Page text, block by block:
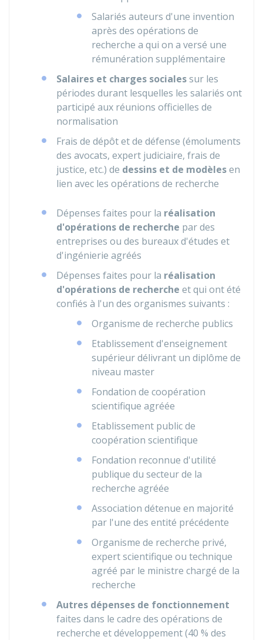
Salariés auteurs d'une invention
après des opérations de
recherche a qui on a versé une
rémunération supplémentaire
Salaires et charges socialessur les
périodes durant lesquelles les salariés ont
participé aux réunions officielles de
normalisation
Frais de dépôt et de défense (émoluments
des avocats, expert judiciaire, frais de
justice, etc.) de dessins et de modèlesen
lien avec les opérations de recherche
Dépenses faites pour la réalisation
d'opérations de recherche par des
entreprises ou des bureaux d'études et
d'ingénierie agréés
Dépenses faites pour la réalisation
d'opérations de recherche et qui ont été
confiés à l'un des organismes suivants :
Organisme de recherche publics
Etablissement d'enseignement
supérieur délivrant un diplôme de
niveau master
Fondation de coopération
scientifique agréée
Etablissement public de
coopération scientifique
Fondation reconnue d'utilité
publique du secteur de la
recherche agréée
Association détenue en majorité
par l'une des entité précédente
Organisme de recherche privé,
expert scientifique ou technique
agréé par le ministre chargé de la
recherche
Autres dépenses de fonctionnement
faites dans le cadre des opérations de
recherche et développement (40 % des